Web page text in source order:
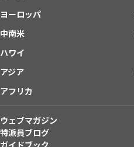
ヨーロッパ
中南米
ハワイ
アジア
アフリカ
ウェブマガジン
特派員ブログ
ガイドブック